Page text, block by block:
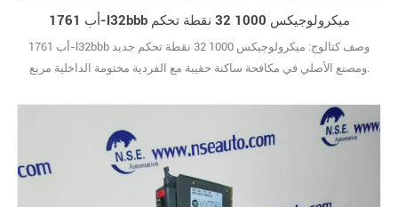
أب 1761-l32bbb ميكرولوجيكس 1000 32 نقطة تحكم
أب 1761-l32bbb وصف كتالوج: ميكرولوجيكس 1000 32 نقطة تحكم جديد
ومصنع الأصلي في مكافحة ساكنة حقيبة مع الفردية مختومة الداخلية مربع.